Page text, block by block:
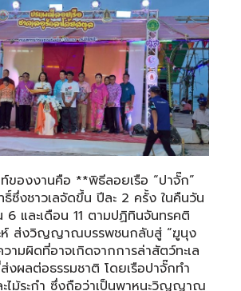
ท์ของงานคือ **พิธีลอยเรือ “ปาจั๊ก”
ซึ่งชาวเลจัดขึ้น ปีละ 2 ครั้ง ในคืนวัน
6 และเดือน 11 ตามปฏิทินจันทรคติ
าะห์ ส่งวิญญาณบรรพชนกลับสู่ “ฆูนุง
ามผิดที่อาจเกิดจากการล่าสัตว์ทะเล
งผลต่อธรรมชาติ โดยเรือปาจั๊กทำ
ะไม้ระกำ ซึ่งถือว่าเป็นพาหนะวิญญาณ